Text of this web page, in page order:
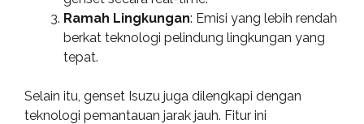
Ramah Lingkungan: Emisi yang lebih rendah
berkat teknologi pelindung lingkungan yang
tepat.
Selain itu, genset Isuzu juga dilengkapi dengan
teknologi pemantauan jarak jauh. Fitur ini